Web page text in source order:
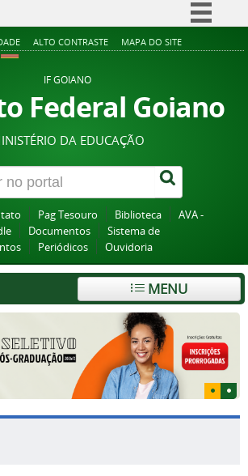
Simplifique!
Acesso à informação
Legislação
Canais
ALTO CONTRASTE MAPA DO SITE
IF GOIANO
Federal Goiano
DA EDUCAÇÃO
Pag Tesouro Biblioteca
AVA -
Documentos
Sistema de
Periódicos Ouvidoria
MENU